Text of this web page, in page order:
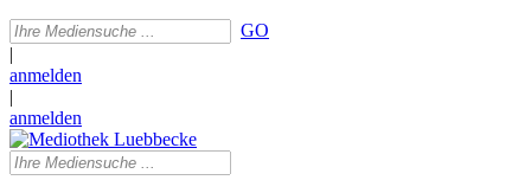
GO
|
anmelden
|
anmelden